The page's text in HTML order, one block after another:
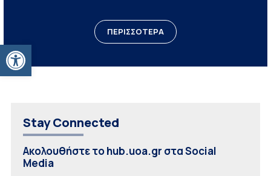
Ανοίξτε τη γραμμή εργαλείων
ΠΕΡΙΣΣΟΤΕΡΑ
Stay Connected
Ακολουθήστε το hub.uoa.gr στα Social
Media